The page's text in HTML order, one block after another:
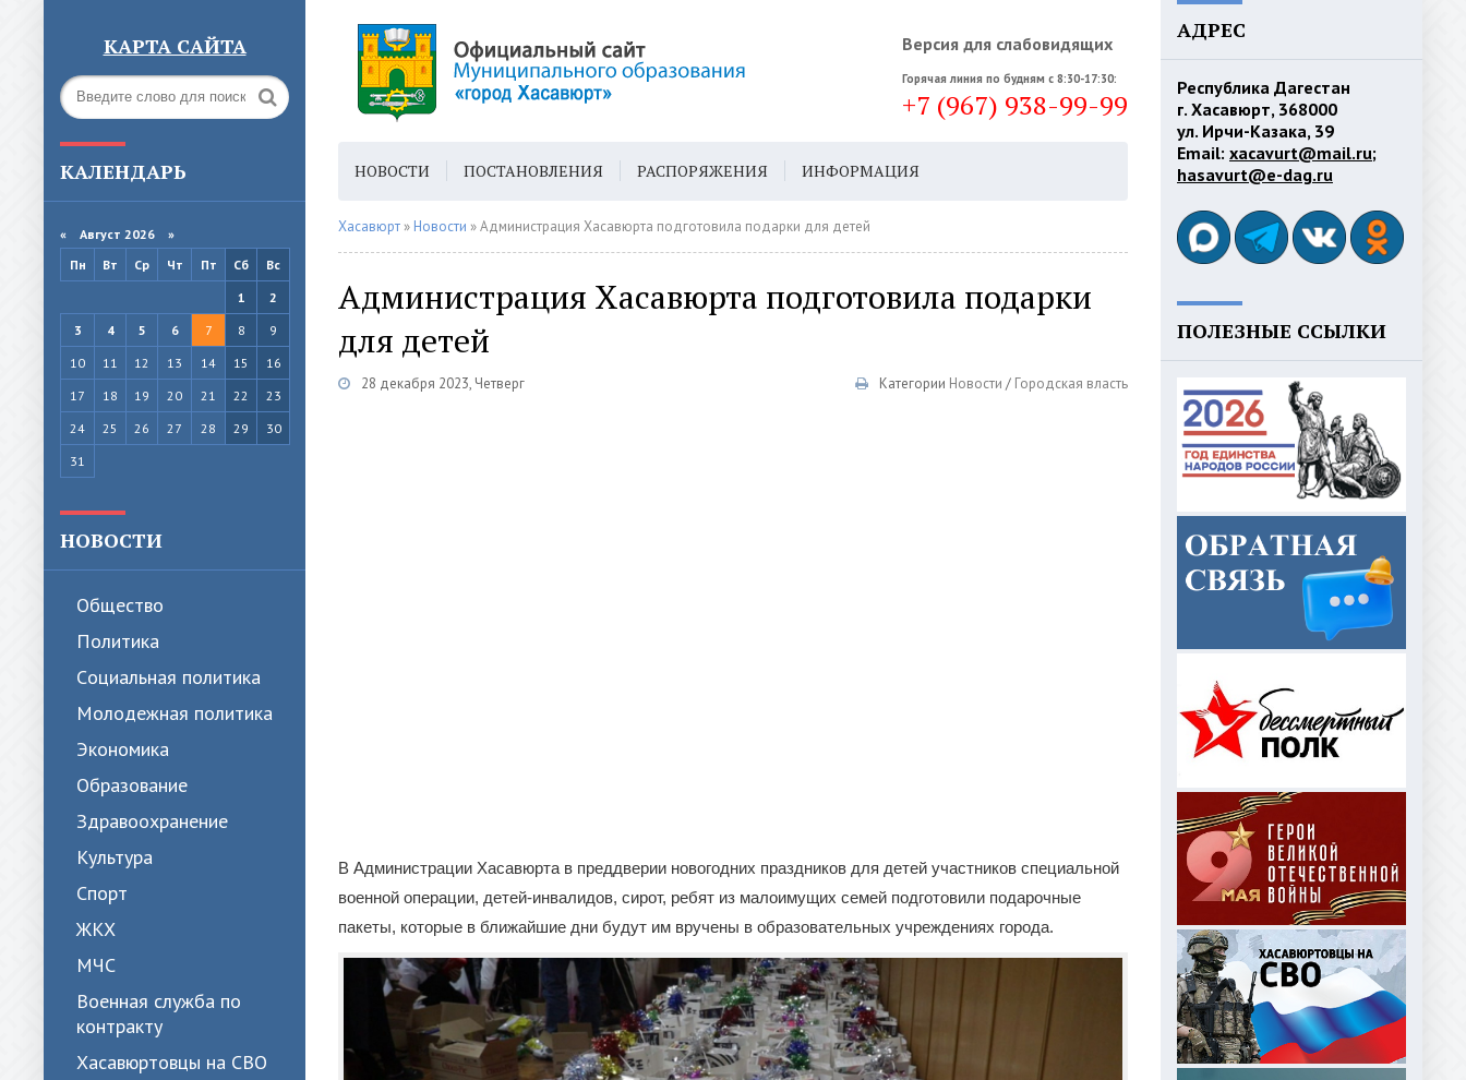
КАРТА САЙТА Версия для слабовидящих
Горячая линия по будням с 8:30-17:30:
+7 (967) 938-99-99
КАЛЕНДАРЬ
« Август 2026 »
Пн
Вт Ср Чт Пт Сб
Вс
1
2
3
4 5 6 7 8
9
10
11 12 13 14 15
16
17
18 19 20 21 22
23
24
25 26 27 28 29
30
31
НОВОСТИ
Общество
Политика
Cоциальная политика
Молодежная политика
Экономика
Образование
Здравоохранение
Культура
Спорт
ЖКХ
МЧС
Военная служба по
контракту
Хасавюртовцы на СВО
НОВОСТИ ПОСТАНОВЛЕНИЯ РАСПОРЯЖЕНИЯ ИНФОРМАЦИЯ
ГОРОДСКАЯ СРЕДА ГЕН. ПЛАН
Хасавюрт » Новости » Администрация Хасавюрта подготовила подарки для детей
Администрация Хасавюрта подготовила подарки
для детей
28 декабря 2023, Четверг Категории Новости / Городская власть
В Администрации Хасавюрта в преддверии новогодних праздников для детей участников специальной
военной операции, детей-инвалидов, сирот, ребят из малоимущих семей подготовили подарочные
пакеты, которые в ближайшие дни будут им вручены в образовательных учреждениях города.
АДРЕС
Республика Дагестан
г. Хасавюрт, 368000
ул. Ирчи-Казака, 39
Email: xacavurt@mail.ru;
hasavurt@e-dag.ru
ПОЛЕЗНЫЕ ССЫЛКИ